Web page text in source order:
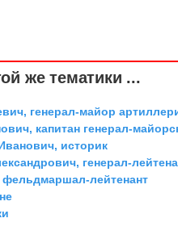
же тематики ...
генерал-майор
капитан генерал-
историк
генерал-
лейтенант